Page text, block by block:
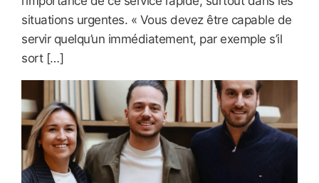
situations urgentes. « Vous devez être capable de
servir quelqu’un immédiatement, par exemple s’il
sort […]